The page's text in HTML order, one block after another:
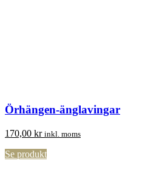
Örhängen-änglavingar
170,00 kr inkl. moms
Se produkt